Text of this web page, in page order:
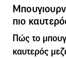
πιο
Πώς το
καυτερός